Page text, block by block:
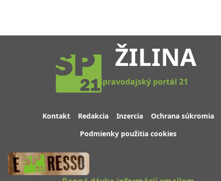
ŽILINA
Spravodajský portál 21
Kontakt Redakcia Inzercia
Ochrana súkromia
Podmienky použitia cookies